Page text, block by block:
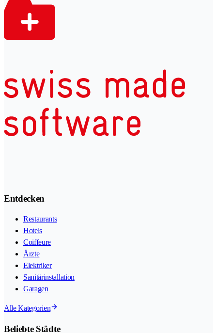
Entdecken
Restaurants
Hotels
Coiffeure
Ärzte
Elektriker
Sanitärinstallation
Garagen
Alle Kategorien
Beliebte Städte